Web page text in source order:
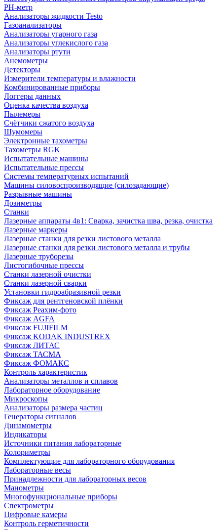
PH-метр
Анализаторы жидкости Testo
Газоанализаторы
Анализаторы угарного газа
Анализаторы углекислого газа
Анализаторы ртути
Анемометры
Детекторы
Измерители температуры и влажности
Комбинированные приборы
Логгеры данных
Оценка качества воздуха
Пылемеры
Счётчики сжатого воздуха
Шумомеры
Электронные тахометры
Тахометры RGK
Испытательные машины
Испытательные прессы
Системы температурных испытаний
Машины силовоспроизводящие (силозадающие)
Разрывные машины
Дозиметры
Станки
Лазерные аппараты 4в1: Сварка, зачистка шва, резка, очистка
Лазерные маркеры
Лазерные станки для резки листового металла
Лазерные станки для резки листового металла и трубы
Лазерные труборезы
Листогибочные прессы
Станки лазерной очистки
Станки лазерной сварки
Установки гидроабразивной резки
Фиксаж для рентгеновской плёнки
Фиксаж Реахим-фото
Фиксаж AGFA
Фиксаж FUJIFILM
Фиксаж KODAK INDUSTREX
Фиксаж ЛИТАС
Фиксаж ТАСМА
Фиксаж ФОМАКС
Контроль характеристик
Анализаторы металлов и сплавов
Лабораторное оборудование
Микроскопы
Анализаторы размера частиц
Генераторы сигналов
Динамометры
Индикаторы
Источники питания лабораторные
Колориметры
Комплектующие для лабораторного оборудования
Лабораторные весы
Принадлежности для лабораторных весов
Манометры
Многофункциональные приборы
Спектрометры
Цифровые камеры
Контроль герметичности